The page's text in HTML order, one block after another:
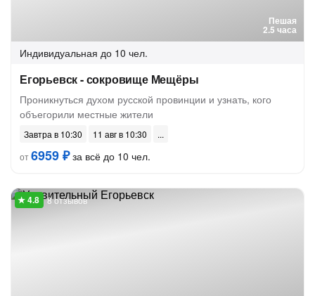
Пешая
2.5 часа
Индивидуальная до 10 чел.
Егорьевск - сокровище Мещёры
Проникнуться духом русской провинции и узнать, кого
объегорили местные жители
Завтра в 10:30
11 авг в 10:30
от6959 ₽за всё до 10 чел.
8 отзывов